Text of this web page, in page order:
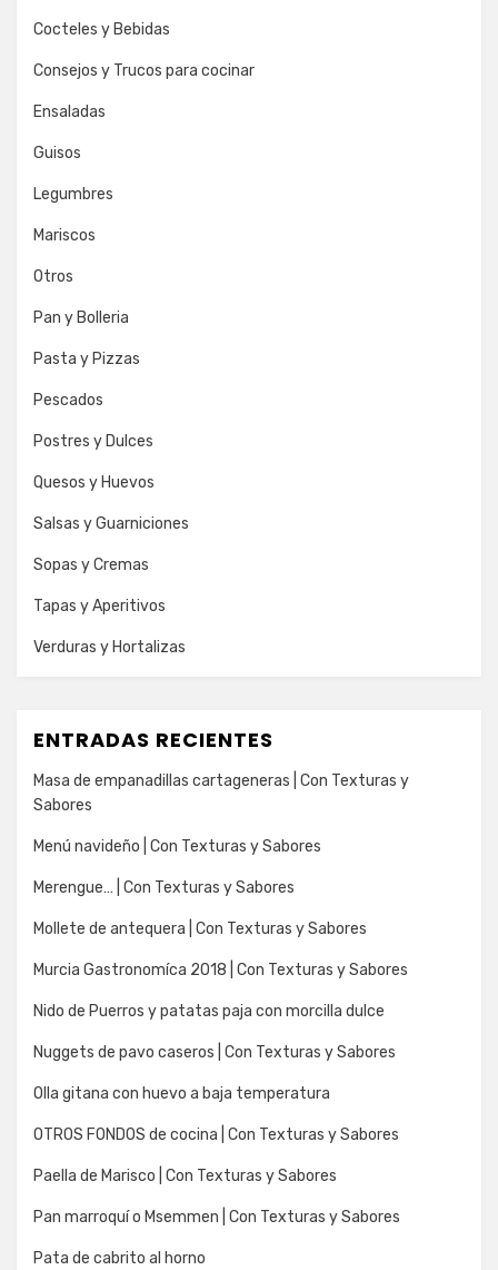
Cocteles y Bebidas
Consejos y Trucos para cocinar
Ensaladas
Guisos
Legumbres
Mariscos
Otros
Pan y Bolleria
Pasta y Pizzas
Pescados
Postres y Dulces
Quesos y Huevos
Salsas y Guarniciones
Sopas y Cremas
Tapas y Aperitivos
Verduras y Hortalizas
ENTRADAS RECIENTES
Masa de empanadillas cartageneras | Con Texturas y
Sabores
Menú navideño | Con Texturas y Sabores
Merengue… | Con Texturas y Sabores
Mollete de antequera | Con Texturas y Sabores
Murcia Gastronomíca 2018 | Con Texturas y Sabores
Nido de Puerros y patatas paja con morcilla dulce
Nuggets de pavo caseros | Con Texturas y Sabores
Olla gitana con huevo a baja temperatura
OTROS FONDOS de cocina | Con Texturas y Sabores
Paella de Marisco | Con Texturas y Sabores
Pan marroquí o Msemmen | Con Texturas y Sabores
Pata de cabrito al horno